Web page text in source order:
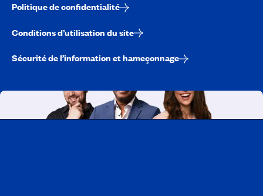
Politique de confidentialité
Conditions d’utilisation du site
Sécurité de l’information et hameçonnage